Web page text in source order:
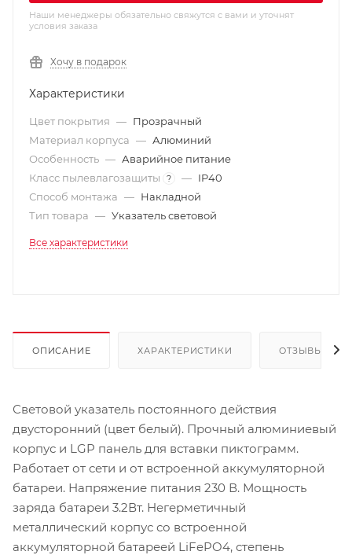
Наши менеджеры обязательно свяжутся с вами и уточнят
условия заказа
Хочу в подарок
Характеристики
Цвет покрытия — Прозрачный
Материал корпуса — Алюминий
Особенность — Аварийное питание
Класс пылевлагозащиты
? — IP40
Способ монтажа — Накладной
Тип товара — Указатель световой
Все характеристики
ОПИСАНИЕ ХАРАКТЕРИСТИКИ ОТЗЫВЫ
Световой указатель постоянного действия
двусторонний (цвет белый). Прочный алюминиевый
корпус и LGP панель для вставки пиктограмм.
Работает от сети и от встроенной аккумуляторной
батареи. Напряжение питания 230 В. Мощность
заряда батареи 3.2Вт. Негерметичный
металлический корпус со встроенной
аккумуляторной батареей LiFePO4, степень